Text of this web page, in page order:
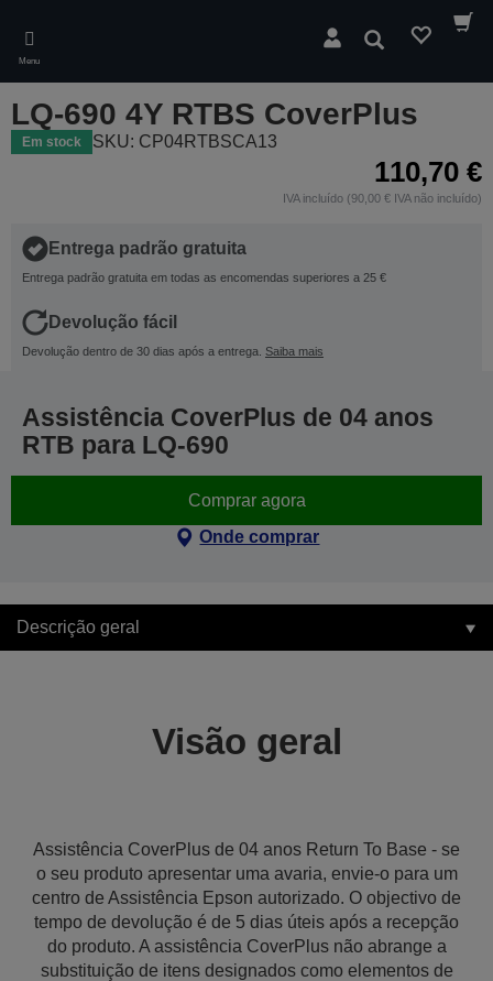
main
content
Menu
Pesquisar
LQ-690 4Y RTBS CoverPlus
Em stock SKU: CP04RTBSCA13
110,70 €
IVA incluído (90,00 € IVA não incluído)
Entrega padrão gratuita
Entrega padrão gratuita em todas as encomendas superiores a 25 €
Devolução fácil
Devolução dentro de 30 dias após a entrega. Saiba mais
Assistência CoverPlus de 04 anos
RTB para LQ-690
Comprar agora
Onde comprar
Descrição geral
Visão geral
Assistência CoverPlus de 04 anos Return To Base - se
o seu produto apresentar uma avaria, envie-o para um
centro de Assistência Epson autorizado. O objectivo de
tempo de devolução é de 5 dias úteis após a recepção
do produto. A assistência CoverPlus não abrange a
substituição de itens designados como elementos de